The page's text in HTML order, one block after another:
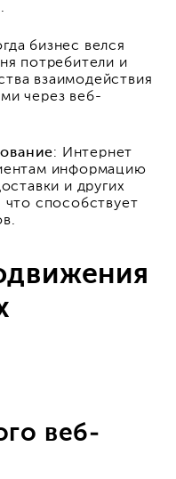
бизнес велся
потребители и
взаимодействия
через веб-
: Интернет
информацию
и других
что способствует
веб-